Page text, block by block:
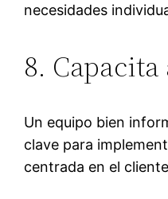
necesidades
8.
Un equipo bien
clave para
centrada en el